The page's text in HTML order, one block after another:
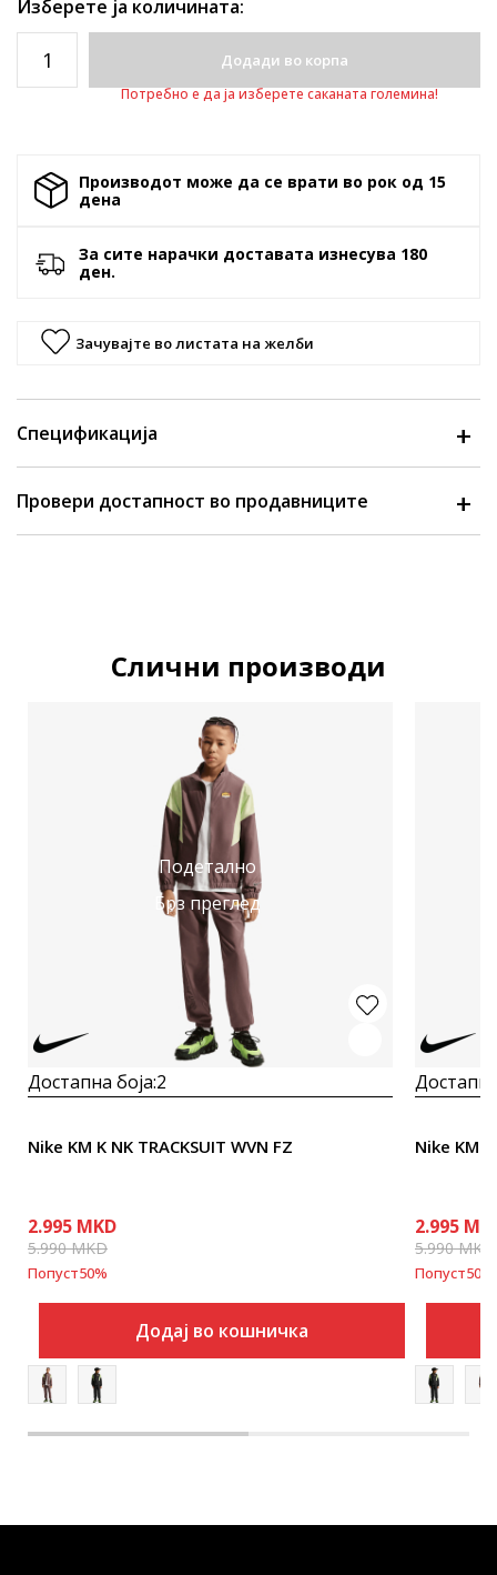
Изберете ја количината:
Додади во корпа
Потребно е да ја изберете саканата големина!
Производот може да се врати во рок од 15
денa
За сите нарачки доставата изнесува 180
ден.
Зачувајте во листата на желби
Спецификација
Провери достапност во продавниците
Слични производи
Подетално
Брз преглед
Достапна боја:2
Nike KM K NK TRACKSUIT WVN FZ
2.995 MKD
5.990MKD
Попуст50%
Додај во кошничка
Nike KM
2.995
5.990MKD
Попуст50